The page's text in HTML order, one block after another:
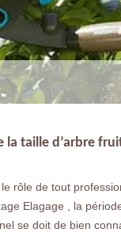
la taille d’arbre
rôle de tout
Elagage , la
se doit de bien